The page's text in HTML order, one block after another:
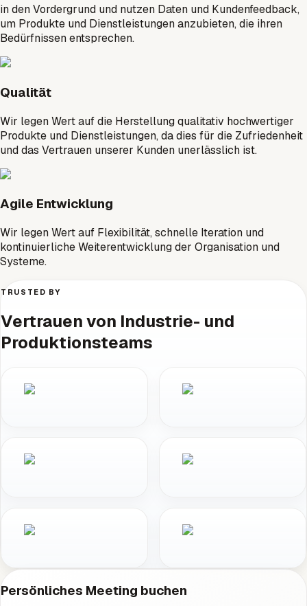
in den Vordergrund und nutzen Daten und Kundenfeedback,
um Produkte und Dienstleistungen anzubieten, die ihren
Bedürfnissen entsprechen.
Qualität
Wir legen Wert auf die Herstellung qualitativ hochwertiger
Produkte und Dienstleistungen, da dies für die Zufriedenheit
und das Vertrauen unserer Kunden unerlässlich ist.
Agile Entwicklung
Wir legen Wert auf Flexibilität, schnelle Iteration und
kontinuierliche Weiterentwicklung der Organisation und
Systeme.
TRUSTED BY
Vertrauen von Industrie- und
Produktionsteams
Persönliches Meeting buchen